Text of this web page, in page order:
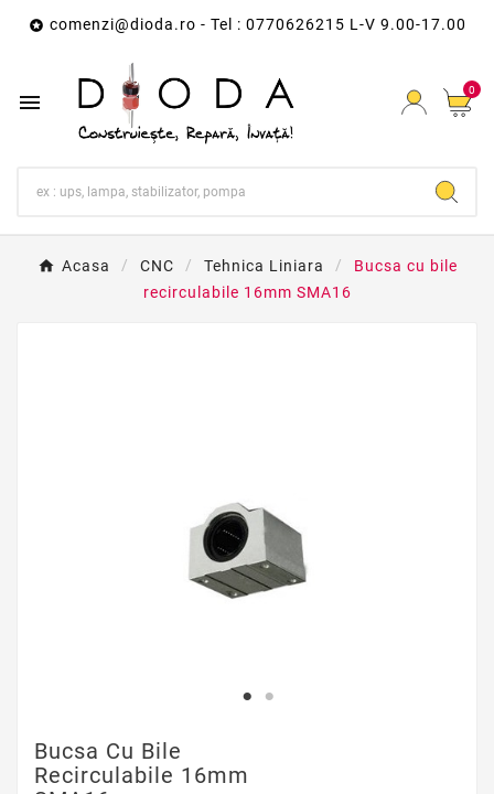
 comenzi@dioda.ro - Tel : 0770626215 L-V 9.00-17.00
 0
Acasa CNC Tehnica Liniara
Bucsa cu bile
recirculabile 16mm SMA16
Bucsa Cu Bile
Recirculabile 16mm